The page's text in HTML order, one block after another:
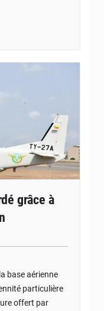
grâce à
base aérienne
particulière
offert par